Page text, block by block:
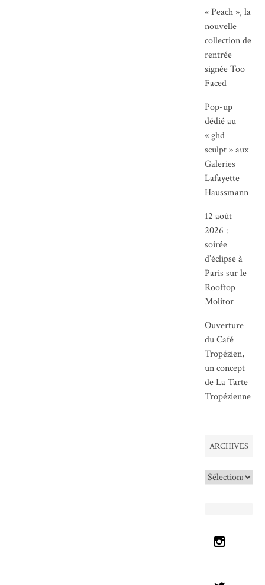
« Peach », la
nouvelle
collection de
rentrée
signée Too
Faced
Pop-up
dédié au
« ghd
sculpt » aux
Galeries
Lafayette
Haussmann
12 août
2026 :
soirée
d’éclipse à
Paris sur le
Rooftop
Molitor
Ouverture
du Café
Tropézien,
un concept
de La Tarte
Tropézienne
ARCHIVES
Archives